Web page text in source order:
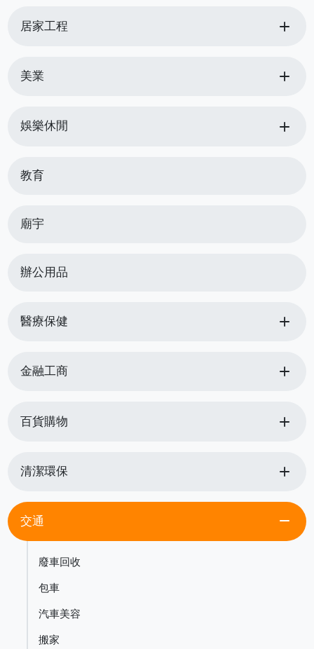
居家工程 add
美業 add
娛樂休閒 add
教育
廟宇
辦公用品
醫療保健 add
金融工商 add
百貨購物 add
清潔環保 add
交通 remove
廢車回收
包車
汽車美容
搬家